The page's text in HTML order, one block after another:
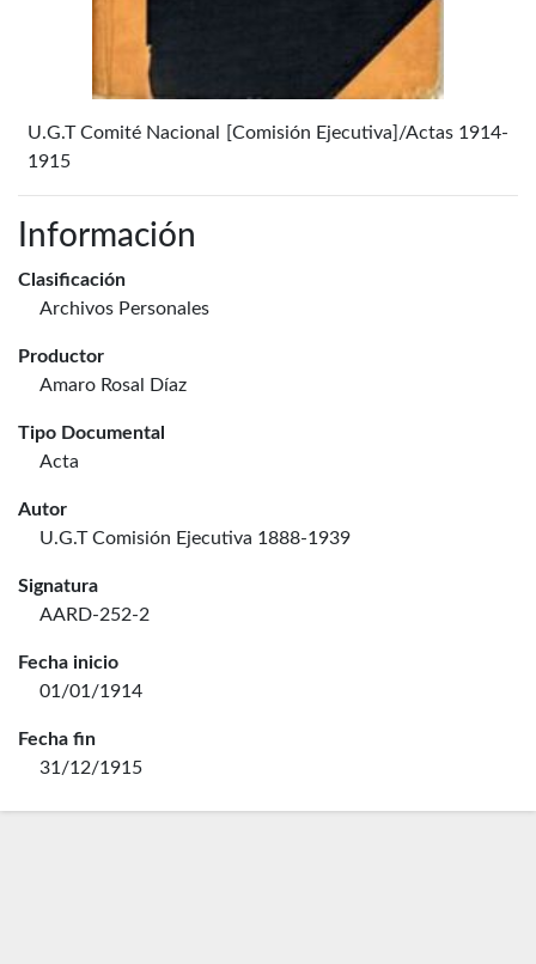
U.G.T Comité Nacional [Comisión Ejecutiva]/Actas 1914-
1915
Información
Clasificación
Archivos Personales
Productor
Amaro Rosal Díaz
Tipo Documental
Acta
Autor
U.G.T Comisión Ejecutiva 1888-1939
Signatura
AARD-252-2
Fecha inicio
01/01/1914
Fecha fin
31/12/1915